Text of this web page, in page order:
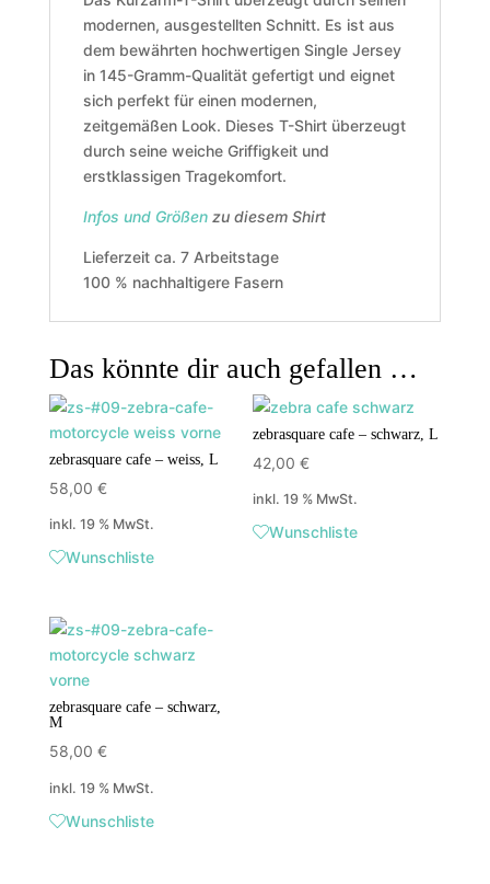
modernen, ausgestellten Schnitt. Es ist aus
dem bewährten hochwertigen Single Jersey
in 145-Gramm-Qualität gefertigt und eignet
sich perfekt für einen modernen,
zeitgemäßen Look. Dieses T-Shirt überzeugt
durch seine weiche Griffigkeit und
erstklassigen Tragekomfort.
Infos und Größenzu diesem Shirt
Lieferzeit ca. 7 Arbeitstage
100 % nachhaltigere Fasern
Das könnte dir auch gefallen …
zebrasquare cafe – weiss, L
58,00 €
inkl. 19 % MwSt.
Wunschliste
zebrasquare cafe – schwarz, L
42,00€
inkl. 19 % MwSt.
Wunschliste
zebrasquare cafe – schwarz,
M
58,00 €
inkl. 19 % MwSt.
Wunschliste